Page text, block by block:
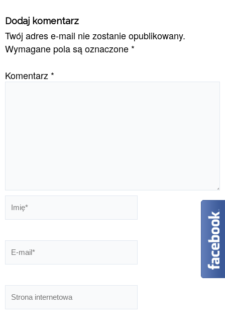
Dodaj komentarz
Twój adres e-mail nie zostanie opublikowany.
Wymagane pola są oznaczone *
Komentarz *
Imię*
E-
mail*
Strona